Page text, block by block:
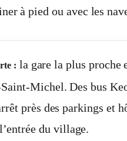
à pied ou avec les
: la gare la plus proche
Michel. Des bus
près des parkings et
du village.